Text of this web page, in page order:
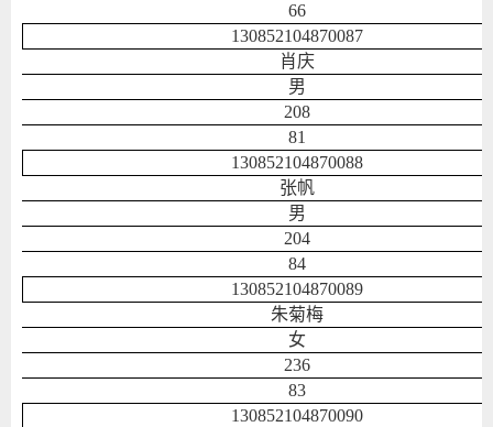
66
130852104870087
肖庆
男
208
81
130852104870088
张帆
男
204
84
130852104870089
朱菊梅
女
236
83
130852104870090